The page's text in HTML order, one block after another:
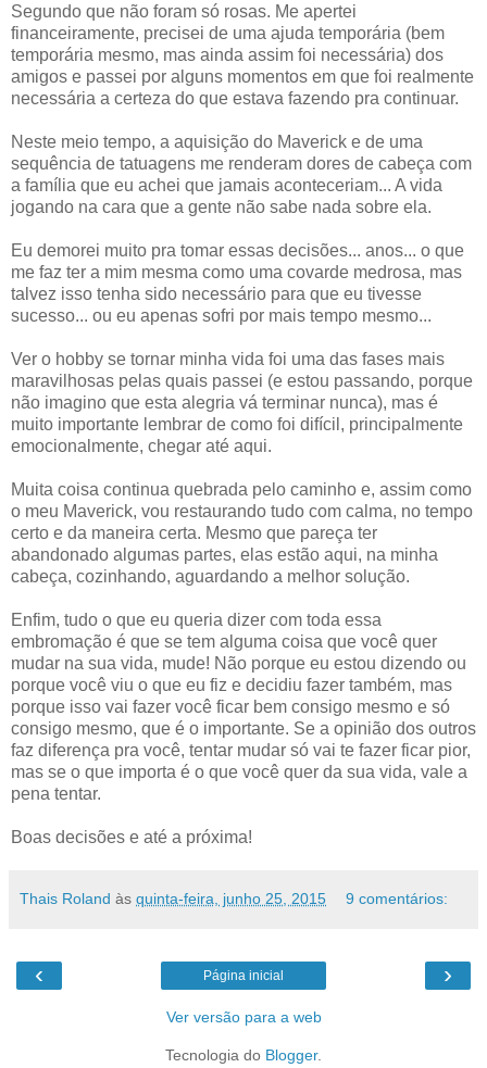
Segundo que não foram só rosas. Me apertei
financeiramente, precisei de uma ajuda temporária (bem
temporária mesmo, mas ainda assim foi necessária) dos
amigos e passei por alguns momentos em que foi realmente
necessária a certeza do que estava fazendo pra continuar.
Neste meio tempo, a aquisição do Maverick e de uma
sequência de tatuagens me renderam dores de cabeça com
a família que eu achei que jamais aconteceriam... A vida
jogando na cara que a gente não sabe nada sobre ela.
Eu demorei muito pra tomar essas decisões... anos... o que
me faz ter a mim mesma como uma covarde medrosa, mas
talvez isso tenha sido necessário para que eu tivesse
sucesso... ou eu apenas sofri por mais tempo mesmo...
Ver o hobby se tornar minha vida foi uma das fases mais
maravilhosas pelas quais passei (e estou passando, porque
não imagino que esta alegria vá terminar nunca), mas é
muito importante lembrar de como foi difícil, principalmente
emocionalmente, chegar até aqui.
Muita coisa continua quebrada pelo caminho e, assim como
o meu Maverick, vou restaurando tudo com calma, no tempo
certo e da maneira certa. Mesmo que pareça ter
abandonado algumas partes, elas estão aqui, na minha
cabeça, cozinhando, aguardando a melhor solução.
Enfim, tudo o que eu queria dizer com toda essa
embromação é que se tem alguma coisa que você quer
mudar na sua vida, mude! Não porque eu estou dizendo ou
porque você viu o que eu fiz e decidiu fazer também, mas
porque isso vai fazer você ficar bem consigo mesmo e só
consigo mesmo, que é o importante. Se a opinião dos outros
faz diferença pra você, tentar mudar só vai te fazer ficar pior,
mas se o que importa é o que você quer da sua vida, vale a
pena tentar.
Boas decisões e até a próxima!
Thais Roland às quinta-feira, junho 25, 2015 9 comentários:
‹ ›
Página inicial
Ver versão para a web
Tecnologia do Blogger.